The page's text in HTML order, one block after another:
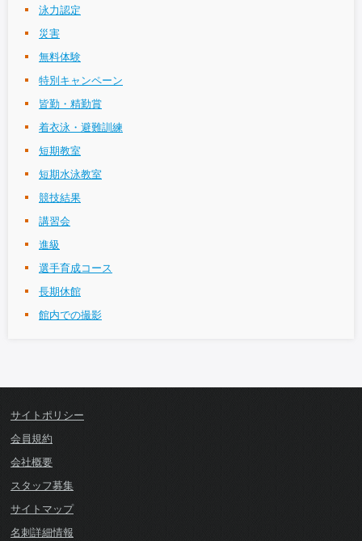
泳力認定
災害
無料体験
特別キャンペーン
皆勤・精勤賞
着衣泳・避難訓練
短期教室
短期水泳教室
競技結果
講習会
進級
選手育成コース
長期休館
館内での撮影
サイトポリシー
会員規約
会社概要
スタッフ募集
サイトマップ
名刺詳細情報